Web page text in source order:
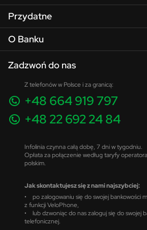
Przydatne
O Banku
Zadzwoń do nas
Z telefonów w Polsce i za granicą:
+48 664 919 797
+48 22 692 24 84
Infolinia czynna całą dobę, 7 dni w tygodniu.
Opłata za połączenie według taryfy
polskim.
Jak skontaktujesz się z nami najszybciej:
• po zalogowaniu się do swojej bankowości
z funkcji VeloPhone,
• lub dzwoniąc do nas zaloguj się do swojej
telefonicznej.